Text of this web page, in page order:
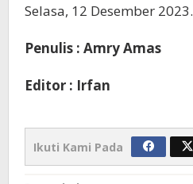
Selasa, 12 Desember 2023.
Penulis : Amry Amas
Editor : Irfan
Ikuti Kami Pada